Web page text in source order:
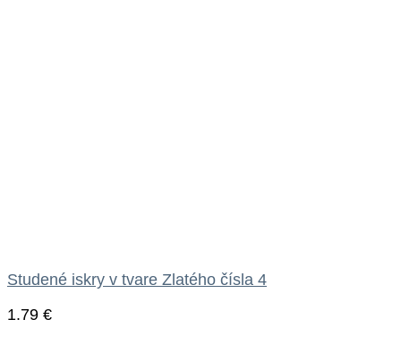
Studené iskry v tvare Zlatého čísla 4
1.79 €